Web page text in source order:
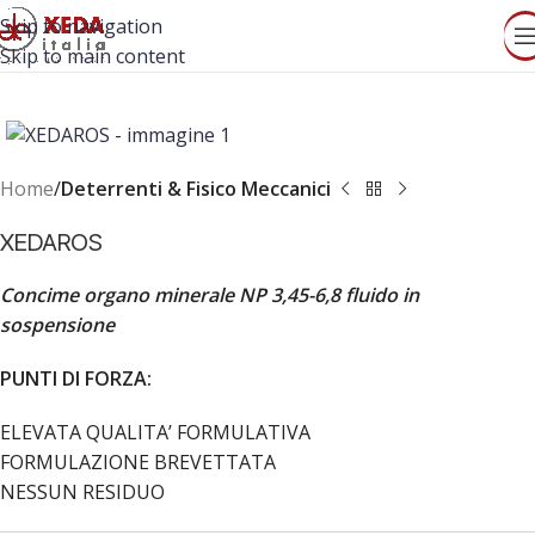
Skip to navigation
Skip to main content
Home Deterrenti & Fisico Meccanici
XEDAROS
Concime organo minerale NP 3,45-6,8 fluido in
sospensione
PUNTI DI FORZA:
ELEVATA QUALITA’ FORMULATIVA
FORMULAZIONE BREVETTATA
NESSUN RESIDUO